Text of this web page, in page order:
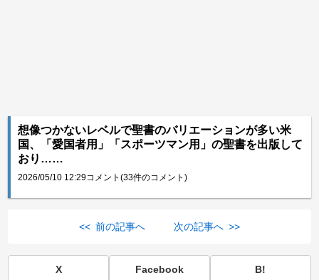
想像つかないレベルで聖書のバリエーションが多い米
国、「愛国者用」「スポーツマン用」の聖書を出版して
おり……
2026/05/10 12:29コメント(33件のコメント)
<< 前の記事へ 次の記事へ >>
X Facebook B!